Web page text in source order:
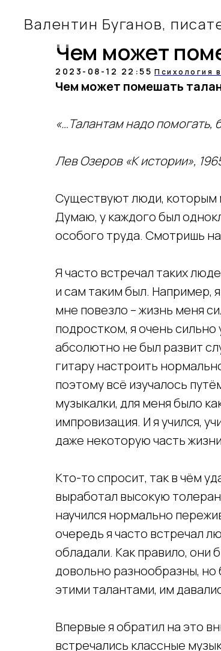
Валентин Буганов,
Чем может
2023-08-12 22:55 Психология
Чем может помешать
«…Талантам надо помогать,
Лев Озеров «К истории»,
Существуют люди, которым
Думаю, у каждого был
особого труда. Смотришь
Я часто встречал таких
и сам таким был. Например,
мне повезло – жизнь меня
подростком, я очень сильно
абсолютно не был развит
гитару настроить
поэтому всё изучалось
музыкалки, для меня было
импровизация. И я учился,
даже некоторую часть
Кто-то спросит, так в чём
выработал высокую
научился нормально
очередь я часто встречал
обладали. Как правило, они
довольно разнообразны,
этими талантами, им
Впервые я обратил на это
встречались классные